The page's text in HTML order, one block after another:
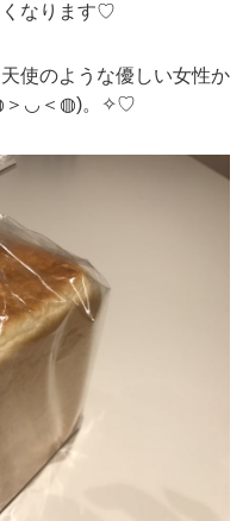
くなります♡
使のような優しい女性か
＞◡＜◍)。✧♡